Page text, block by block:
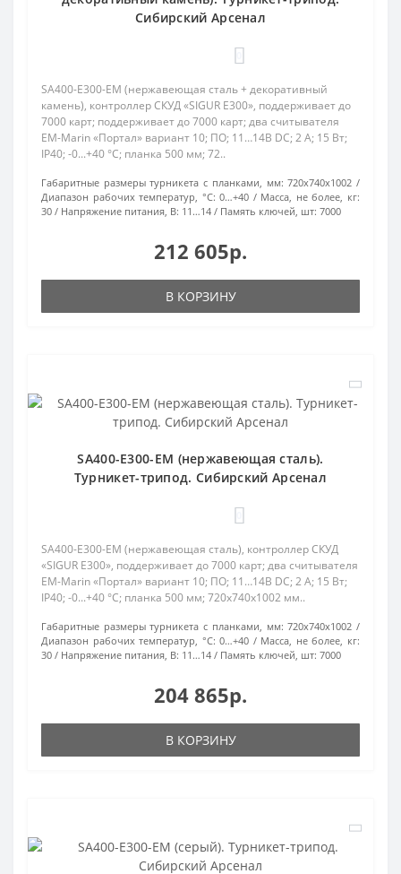
Сибирский Арсенал
SA400-E300-EM (нержавеющая сталь + декоративный
камень), контроллер СКУД «SIGUR Е300», поддерживает до
7000 карт; поддерживает до 7000 карт; два считывателя
EM-Marin «Портал» вариант 10; ПО; 11…14В DC; 2 А; 15 Вт;
IP40; -0...+40 °C; планка 500 мм; 72..
Габаритные размеры турникета с планками, мм: 720x740x1002
Диапазон рабочих температур, °С: 0…+40
Масса, не более, кг:
30
Напряжение питания, В: 11…14 Память ключей, шт: 7000
212 605р.
В КОРЗИНУ
SA400-E300-EM (нержавеющая сталь).
Турникет-трипод. Сибирский Арсенал
SA400-E300-EM (нержавеющая сталь), контроллер СКУД
«SIGUR Е300», поддерживает до 7000 карт; два считывателя
EM-Marin «Портал» вариант 10; ПО; 11…14В DC; 2 А; 15 Вт;
IP40; -0...+40 °C; планка 500 мм; 720х740х1002 мм..
Габаритные размеры турникета с планками, мм: 720x740x1002
Диапазон рабочих температур, °С: 0…+40
Масса, не более, кг:
30
Напряжение питания, В: 11…14 Память ключей, шт: 7000
204 865р.
В КОРЗИНУ